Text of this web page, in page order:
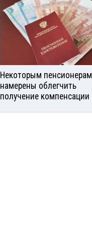
Некоторым пенсионерам
намерены облегчить
получение компенсации